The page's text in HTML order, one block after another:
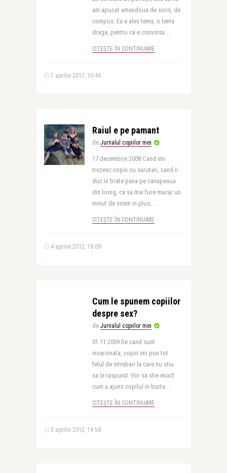
am apucat amandoua de scris, de
compus. Ea a ales tema, o tema
draga, pentru ca e convinsa ..
CITEȘTE ÎN CONTINUARE
7 aprilie 2012, 10:44
Raiul e pe pamant
de Jurnalul copiilor mei
17 decembrie 2008 Cand imi
trezesc copiii cu sarutari, cand ii
duc in brate pana pe canapeaua
din living, ca sa mai fure macar un
minut de somn in plus, ..
CITEȘTE ÎN CONTINUARE
4 aprilie 2012, 18:09
Cum le spunem copiilor
despre sex?
de Jurnalul copiilor mei
01.11 2009 De cand sunt
insarcinata, copiii imi pun tot
felul de intrebari la care nu stiu
sa le raspund. Vor sa stie exact
cum a ajuns copilul in burta ..
CITEȘTE ÎN CONTINUARE
3 aprilie 2012, 14:58